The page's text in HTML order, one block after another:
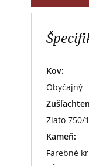
Kov:
Obyčajný
Zlato 750/
Kameň:
Farebné